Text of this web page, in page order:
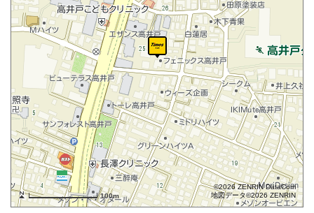
100m
©2026 ZENRIN DataCom
地図データ©2026 ZENRIN